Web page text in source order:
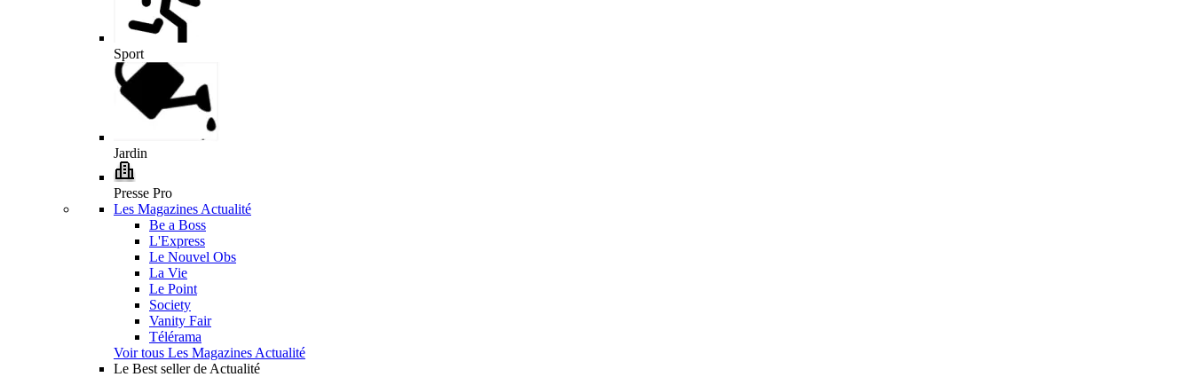
Sport
Jardin
Presse Pro
Les Magazines Actualité
Be a Boss
L'Express
Le Nouvel Obs
La Vie
Le Point
Society
Vanity Fair
Télérama
Voir tous Les Magazines Actualité
Le Best seller de Actualité